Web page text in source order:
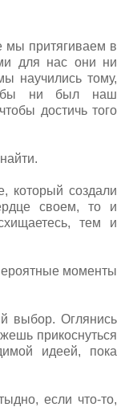
мы притягиваем в
для нас они ни
научились тому,
бы ни был наш
достичь того
который создали
своем, то и
тем и
моменты
выбор. Оглянись
прикоснуться
идеей, пока
если что-то,